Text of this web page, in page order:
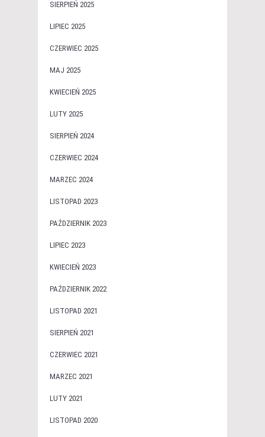
SIERPIEŃ 2025
LIPIEC 2025
CZERWIEC 2025
MAJ 2025
KWIECIEŃ 2025
LUTY 2025
SIERPIEŃ 2024
CZERWIEC 2024
MARZEC 2024
LISTOPAD 2023
PAŹDZIERNIK 2023
LIPIEC 2023
KWIECIEŃ 2023
PAŹDZIERNIK 2022
LISTOPAD 2021
SIERPIEŃ 2021
CZERWIEC 2021
MARZEC 2021
LUTY 2021
LISTOPAD 2020